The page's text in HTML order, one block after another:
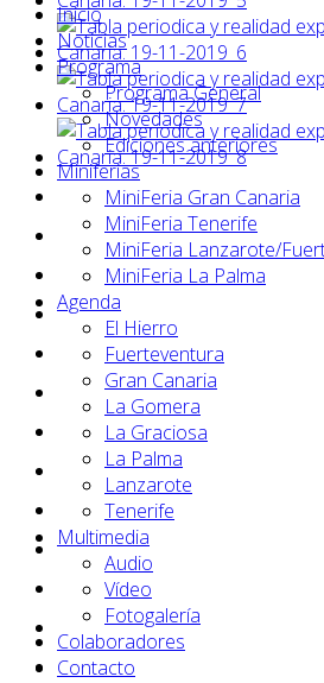
Inicio
Noticias
Programa
Programa General
Novedades
Ediciones anteriores
Miniferias
MiniFeria Gran Canaria
MiniFeria Tenerife
MiniFeria Lanzarote/
MiniFeria La Palma
Agenda
El Hierro
Fuerteventura
Gran Canaria
La Gomera
La Graciosa
La Palma
Lanzarote
Tenerife
Multimedia
Audio
Vídeo
Fotogalería
Colaboradores
Contacto